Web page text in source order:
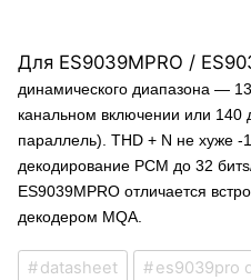
Для ES9039MPRO /
динамического диапазона —
канальном включении или 140
параллель). THD + N не хуже
декодирование PCM до 32
ES9039MPRO отличается
декодером MQA.
datasheet es9039pro